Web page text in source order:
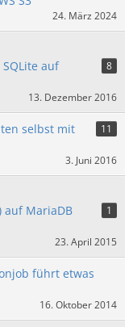
24. März 2024
auf
8
13. Dezember 2016
selbst mit
11
3. Juni 2016
auf MariaDB
1
23. April 2015
führt etwas
16. Oktober 2014